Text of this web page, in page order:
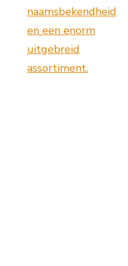
naamsbekendheid
en een enorm
uitgebreid
assortiment.